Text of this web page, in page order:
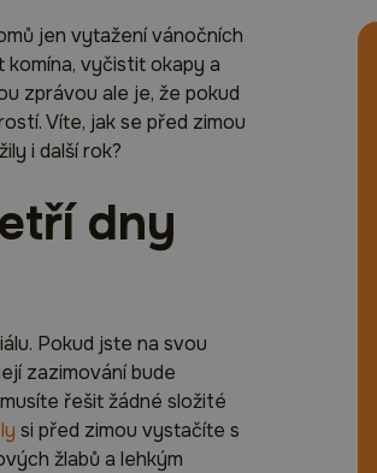
jen vytažení vánočních
vyčistit okapy a
zprávou ale je, že pokud
Víte, jak se před zimou
i další rok?
dny
Pokud jste na svou
zazimování bude
řešit žádné složité
si před zimou vystačíte s
žlabů a lehkým